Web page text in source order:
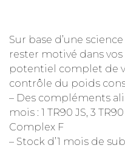
Sur base d’une
rester motivé dans
potentiel complet de
contrôle du poids
– Des compléments
mois : 1 TR90 JS, 3
Complex F
– Stock d’1 mois de